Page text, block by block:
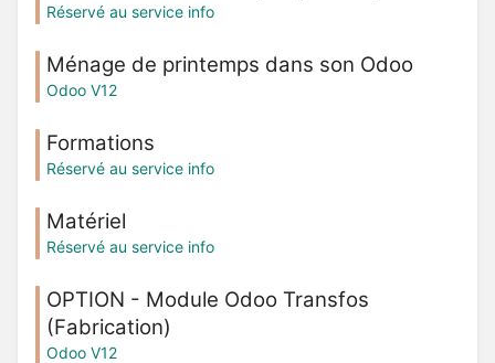
Réservé au service info
Ménage de printemps dans son Odoo
Odoo V12
Formations
Réservé au service info
Matériel
Réservé au service info
OPTION - Module Odoo Transfos
(Fabrication)
Odoo V12